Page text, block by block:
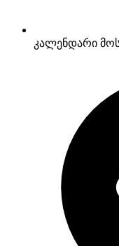
კალენდარი